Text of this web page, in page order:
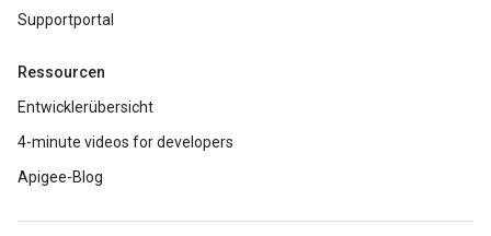
Supportportal
Ressourcen
Entwicklerübersicht
4-minute videos for developers
Apigee-Blog